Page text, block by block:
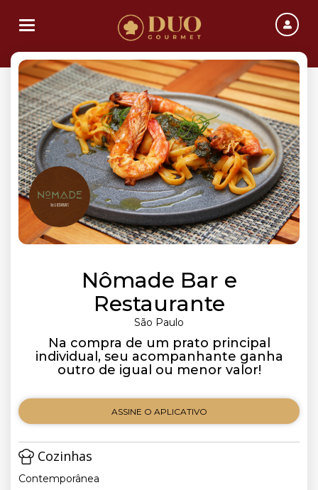
Toggle navigation
Nômade Bar e
Restaurante
São Paulo
Na compra de um prato principal
individual, seu acompanhante ganha
outro de igual ou menor valor!
ASSINE O APLICATIVO
Cozinhas
Contemporânea